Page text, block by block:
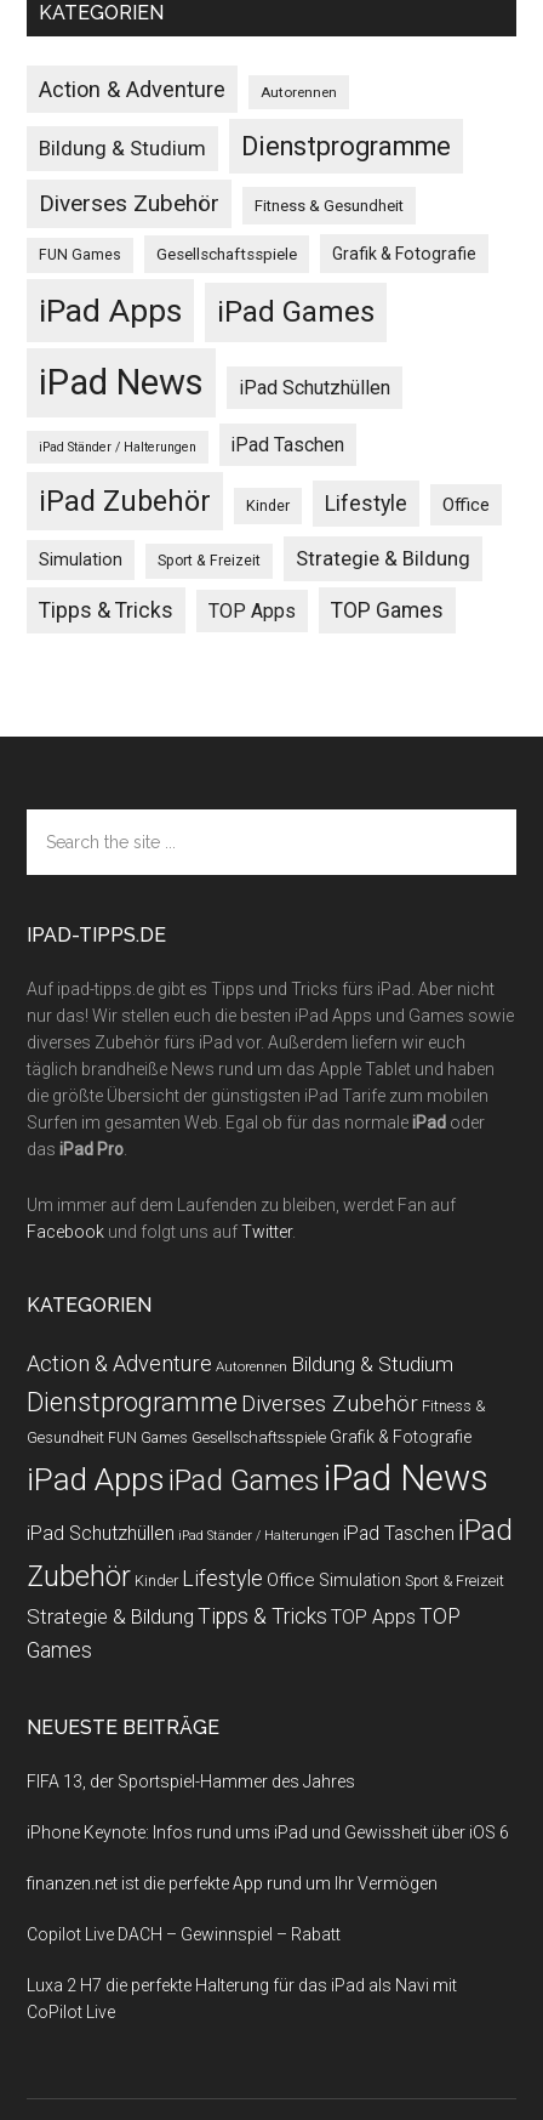
KATEGORIEN
Action & Adventure Autorennen
Bildung & Studium Dienstprogramme
Diverses Zubehör Fitness & Gesundheit
FUN Games Gesellschaftsspiele Grafik & Fotografie
iPad Apps iPad Games
iPad News iPad Schutzhüllen
iPad Ständer / Halterungen iPad Taschen
iPad Zubehör Kinder Lifestyle Office
Simulation Sport & Freizeit Strategie & Bildung
Tipps & Tricks TOP Apps TOP Games
Footer
the
site
IPAD-TIPPS.DE
Auf ipad-tipps.de gibt es Tipps und Tricks fürs iPad. Aber nicht
nur das! Wir stellen euch die besten iPad Apps und Games sowie
diverses Zubehör fürs iPad vor. Außerdem liefern wir euch
täglich brandheiße News rund um das Apple Tablet und haben
die größte Übersicht der günstigsten iPad Tarife zum mobilen
Surfen im gesamten Web. Egal ob für das normaleiPad oder
dasiPad Pro
Um immer auf dem Laufenden zu bleiben, werdet Fan auf
Facebook und folgt uns aufTwitter.
KATEGORIEN
Action & Adventure Autorennen Bildung & Studium
Dienstprogramme Diverses Zubehör Fitness &
Gesundheit FUN Games Gesellschaftsspiele Grafik & Fotografie
iPad Apps iPad Games iPad News
iPad Schutzhüllen iPad Ständer / Halterungen iPad Taschen iPad
Zubehör Kinder Lifestyle Office Simulation Sport & Freizeit
Strategie & Bildung Tipps & Tricks TOP Apps TOP
Games
NEUESTE BEITRÄGE
FIFA 13, der Sportspiel-Hammer des Jahres
iPhone Keynote: Infos rund ums iPad und Gewissheit über iOS 6
finanzen.net ist die perfekte App rund um Ihr Vermögen
Copilot Live DACH – Gewinnspiel – Rabatt
Luxa 2 H7 die perfekte Halterung für das iPad als Navi mit
CoPilot Live